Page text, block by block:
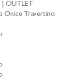
| OUTLET
Onice Travertino